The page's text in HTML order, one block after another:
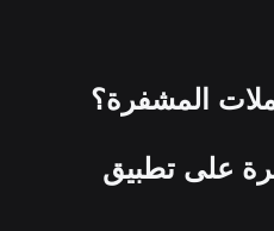
المشفرة؟
على تطبيق